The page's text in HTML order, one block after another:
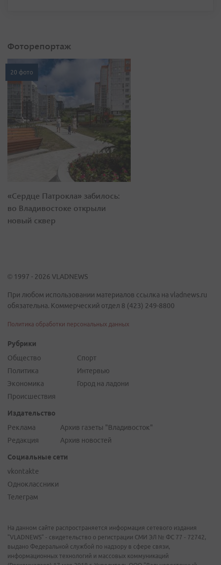
Фоторепортаж
20 фото
«Сердце Патрокла» забилось:
во Владивостоке открыли
новый сквер
© 1997 - 2026 VLADNEWS
При любом использовании материалов ссылка на vladnews.ru
обязательна. Коммерческий отдел 8 (423) 249-8800
Политика обработки персональных данных
Рубрики
Общество
Политика
Экономика
Происшествия
Спорт
Интервью
Город на ладони
Издательство
Реклама
Редакция
Архив газеты "Владивосток"
Архив новостей
Социальные сети
vkontakte
Одноклассники
Телеграм
На данном сайте распространяется информация сетевого издания
"VLADNEWS" - свидетельство о регистрации СМИ ЭЛ № ФС 77 - 72742,
выдано Федеральной службой по надзору в сфере связи,
информационных технологий и массовых коммуникаций